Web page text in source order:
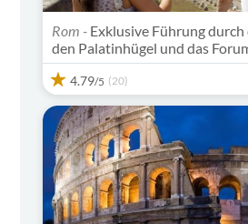
Rom - Exklusive Führung durch
den Palatinhügel und das
4.79/5 (20)